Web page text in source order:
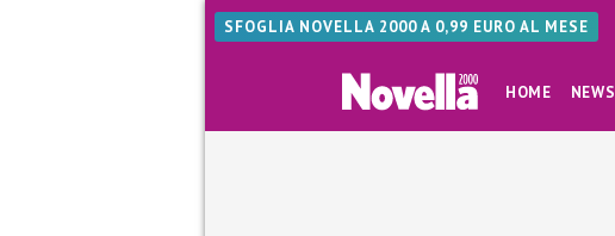
SFOGLIA NOVELLA 2000 A 0,99 EURO AL MESE
HOME NEWS